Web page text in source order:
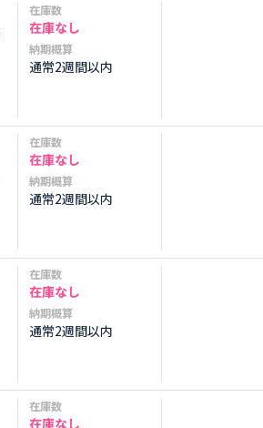
在庫数
在庫なし
納期概算
通常2週間以内
在庫数
在庫なし
納期概算
通常2週間以内
在庫数
在庫なし
納期概算
通常2週間以内
在庫数
在庫なし